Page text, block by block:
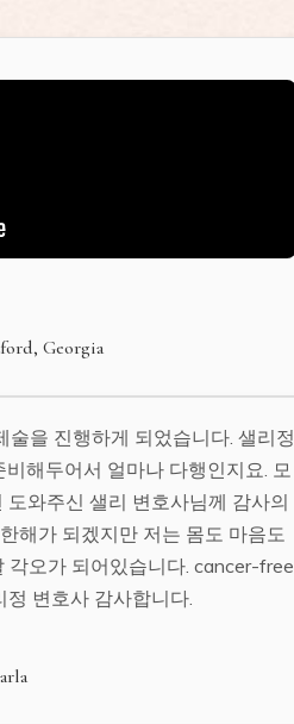
Georgia
을 진행하게 되었습니다. 샐리정
해두어서 얼마나 다행인지요. 모
와주신 샐리 변호사님께 감사의
해가 되겠지만 저는 몸도 마음도
각오가 되어있습니다. cancer-free
정 변호사 감사합니다.